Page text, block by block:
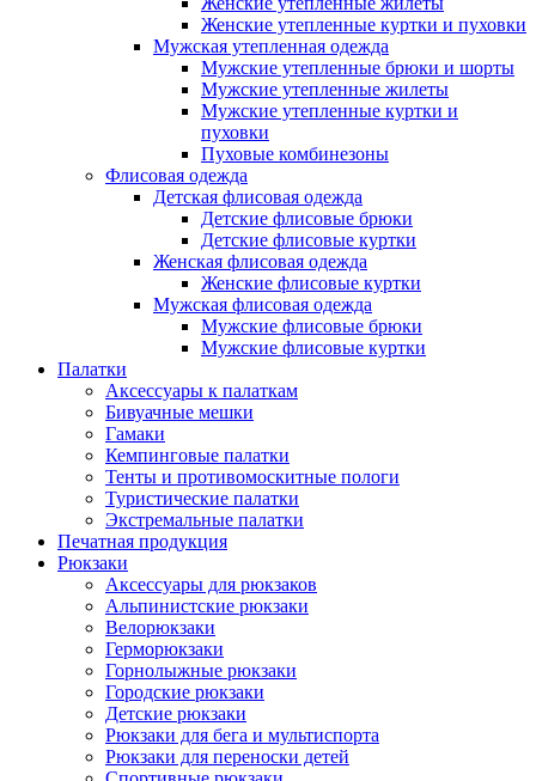
Женские утепленные куртки и пуховки
Мужская утепленная одежда
Мужские утепленные брюки и шорты
Мужские утепленные жилеты
Мужские утепленные куртки и
пуховки
Пуховые комбинезоны
Флисовая одежда
Детская флисовая одежда
Детские флисовые брюки
Детские флисовые куртки
Женская флисовая одежда
Женские флисовые куртки
Мужская флисовая одежда
Мужские флисовые брюки
Мужские флисовые куртки
Палатки
Аксессуары к палаткам
Бивуачные мешки
Гамаки
Кемпинговые палатки
Тенты и противомоскитные пологи
Туристические палатки
Экстремальные палатки
Печатная продукция
Рюкзаки
Аксессуары для рюкзаков
Альпинистские рюкзаки
Велорюкзаки
Герморюкзаки
Горнолыжные рюкзаки
Городские рюкзаки
Детские рюкзаки
Рюкзаки для бега и мультиспорта
Рюкзаки для переноски детей